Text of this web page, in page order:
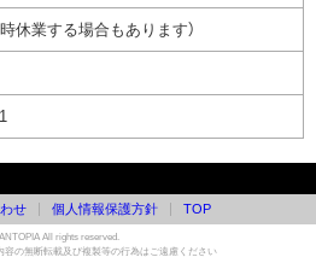
休業する場合もあります）
せ 個人情報保護方針 TOP
All rights reserved.
容の無断転載及び複製等の行為はご遠慮ください